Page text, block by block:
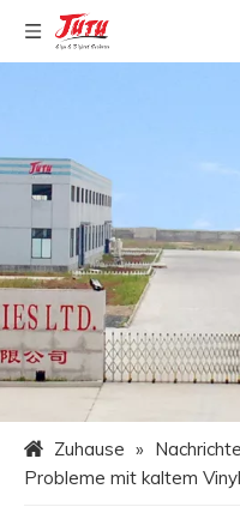
Zuhause »
Probleme mit kaltem